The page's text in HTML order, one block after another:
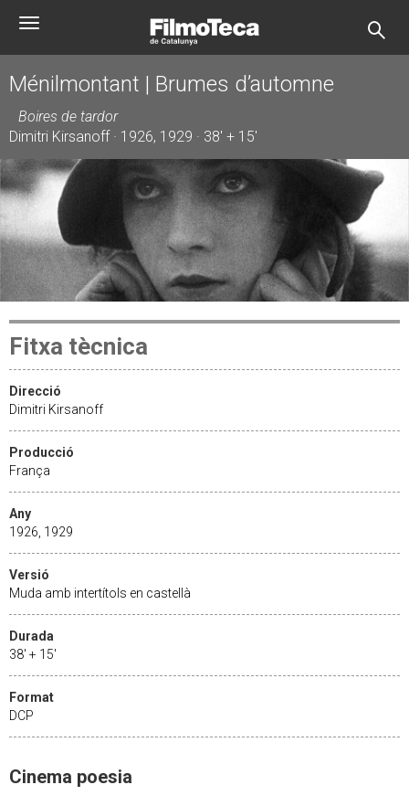
Toggle
Ménilmontant | Brumes d’automne
Boires de tardor
Dimitri Kirsanoff · 1926, 1929 · 38' + 15'
Fitxa tècnica
Direcció
Dimitri Kirsanoff
Producció
França
Any
1926, 1929
Versió
Muda amb intertítols en castellà
Durada
38' + 15'
Format
DCP
Cinema poesia